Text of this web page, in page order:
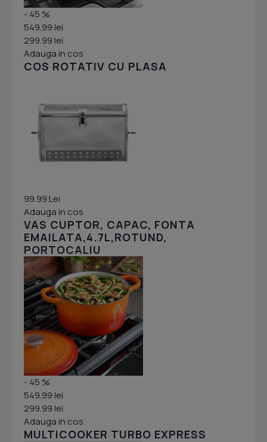
- 45 %
549.99 lei
299.99 lei
Adauga in cos
COS ROTATIV CU PLASA
99.99 Lei
Adauga in cos
VAS CUPTOR, CAPAC, FONTA
EMAILATA,4.7L,ROTUND,
PORTOCALIU
- 45 %
549.99 lei
299.99 lei
Adauga in cos
MULTICOOKER TURBO EXPRESS